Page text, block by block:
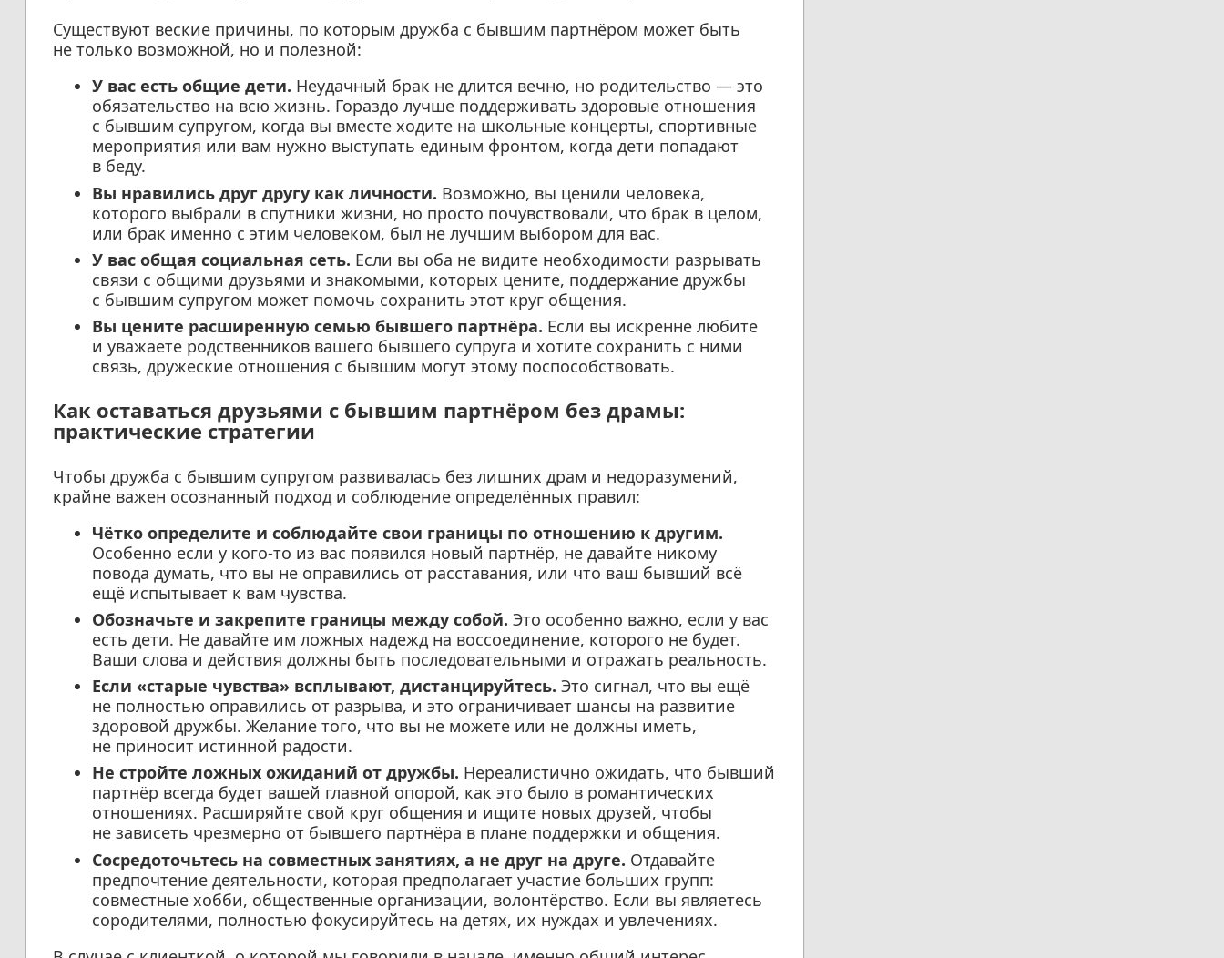
Существуют веские причины, по которым дружба с бывшим партнёром может быть
не только возможной, но и полезной:
У вас есть общие дети. Неудачный брак не длится вечно, но родительство — это
обязательство на всю жизнь. Гораздо лучше поддерживать здоровые отношения
с бывшим супругом, когда вы вместе ходите на школьные концерты, спортивные
мероприятия или вам нужно выступать единым фронтом, когда дети попадают
в беду.
Вы нравились друг другу как личности. Возможно, вы ценили человека,
которого выбрали в спутники жизни, но просто почувствовали, что брак в целом,
или брак именно с этим человеком, был не лучшим выбором для вас.
У вас общая социальная сеть. Если вы оба не видите необходимости разрывать
связи с общими друзьями и знакомыми, которых цените, поддержание дружбы
с бывшим супругом может помочь сохранить этот круг общения.
Вы цените расширенную семью бывшего партнёра. Если вы искренне любите
и уважаете родственников вашего бывшего супруга и хотите сохранить с ними
связь, дружеские отношения с бывшим могут этому поспособствовать.
Как оставаться друзьями с бывшим партнёром без драмы:
практические стратегии
Чтобы дружба с бывшим супругом развивалась без лишних драм и недоразумений,
крайне важен осознанный подход и соблюдение определённых правил:
Чётко определите и соблюдайте свои границы по отношению к другим.
Особенно если у кого-то из вас появился новый партнёр, не давайте никому
повода думать, что вы не оправились от расставания, или что ваш бывший всё
ещё испытывает к вам чувства.
Обозначьте и закрепите границы между собой. Это особенно важно, если у вас
есть дети. Не давайте им ложных надежд на воссоединение, которого не будет.
Ваши слова и действия должны быть последовательными и отражать реальность.
Если «старые чувства» всплывают, дистанцируйтесь. Это сигнал, что вы ещё
не полностью оправились от разрыва, и это ограничивает шансы на развитие
здоровой дружбы. Желание того, что вы не можете или не должны иметь,
не приносит истинной радости.
Не стройте ложных ожиданий от дружбы. Нереалистично ожидать, что бывший
партнёр всегда будет вашей главной опорой, как это было в романтических
отношениях. Расширяйте свой круг общения и ищите новых друзей, чтобы
не зависеть чрезмерно от бывшего партнёра в плане поддержки и общения.
Сосредоточьтесь на совместных занятиях, а не друг на друге. Отдавайте
предпочтение деятельности, которая предполагает участие больших групп:
совместные хобби, общественные организации, волонтёрство. Если вы являетесь
сородителями, полностью фокусируйтесь на детях, их нуждах и увлечениях.